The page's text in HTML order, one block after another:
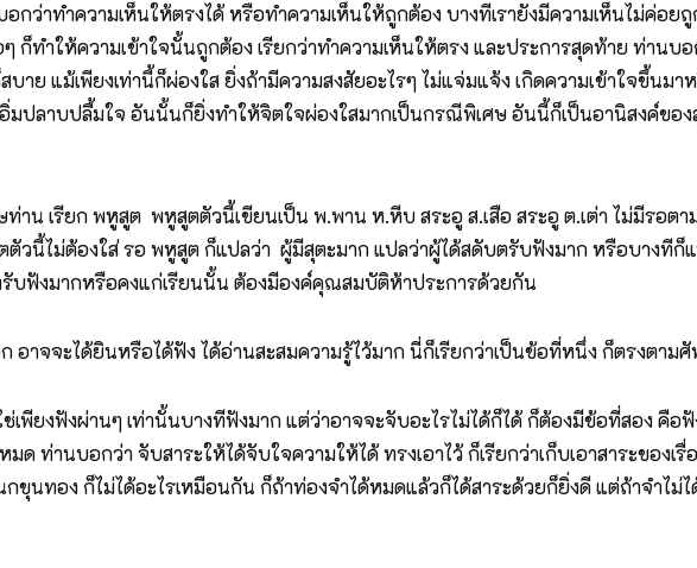
ว่าทำความเห็นให้ตรงได้ หรือทำความเห็นให้ถูกต้อง บางทีเรายังมีความเห็นไม่ค่อย
ก็ทำให้ความเข้าใจนั้นถูกต้อง เรียกว่าทำความเห็นให้ตรง และประการสุดท้าย ท่าน
าย แม้เพียงเท่านี้ก็ผ่องใส ยิ่งถ้ามีความสงสัยอะไรๆ ไม่แจ่มแจ้ง เกิดความเข้าใจขึ้นม
มปลาบปลื้มใจ อันนั้นก็ยิ่งทำให้จิตใจผ่องใสมากเป็นกรณีพิเศษ อันนี้ก็เป็นอานิสงค์ขอ
รียก พหูสูต พหูสูตตัวนี้เขียนเป็น พ.พาน ห.หีบ สระอู ส.เสือ สระอู ต.เต่า ไม่มีรอตาม
ตัวนี้ไม่ต้องใส่ รอ พหูสูต ก็แปลว่า ผู้มีสุตะมาก แปลว่าผู้ได้สดับตรับฟังมาก หรือบางทีก็
บฟังมากหรือคงแก่เรียนนั้น ต้องมีองค์คุณสมบัติห้าประการด้วยกัน
จะได้ยินหรือได้ฟัง ได้อ่านสะสมความรู้ไว้มาก นี่ก็เรียกว่าเป็นข้อที่หนึ่ง ก็ตรงตาม
งฟังผ่านๆ เท่านั้นบางทีฟังมาก แต่ว่าอาจจะจับอะไรไม่ได้ก็ได้ ก็ต้องมีข้อที่สอง คือฟั
ด ท่านบอกว่า จับสาระให้ได้จับใจความให้ได้ ทรงเอาไว้ ก็เรียกว่าเก็บเอาสาระของเ
นทอง ก็ไม่ได้อะไรเหมือนกัน ก็ถ้าท่องจำได้หมดแล้วก็ได้สาระด้วยก็ยิ่งดี แต่ถ้าจำไม่